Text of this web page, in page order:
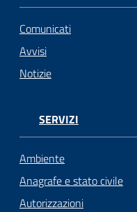
Comunicati
Avvisi
Notizie
SERVIZI
Ambiente
Anagrafe e stato civile
Autorizzazioni